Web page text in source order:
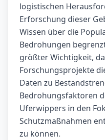
logistischen
Erforschung dieser
Wissen über die
Bedrohungen
größter Wichtigkeit,
Forschungsprojekte
Daten zu
Bedrohungsfaktoren
Uferwippers in den
Schutzmaßnahmen
zu können.